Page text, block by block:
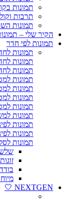
תמונות
תרבות
תמונות
הקיר שלי –
תמונות לפי חדר
תמונות
תמונות
תמונות
תמונות
תמונות
תמונות
תמונות
תמונות
תמונות
תמונות
תמונות
זוגות
NEXTGEN 🤍